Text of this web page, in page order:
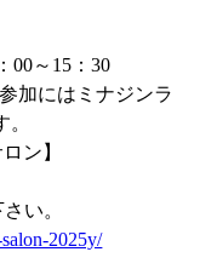
00～15：30
加にはミナジンラ
ン】
い。
2025y/